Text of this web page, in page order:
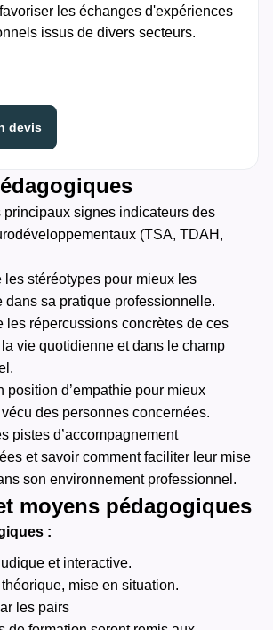
principaux signes indicateurs des
(TSA, TDAH,
les stéréotypes pour mieux les
dans sa pratique professionnelle.
les répercussions concrètes de ces
vie quotidienne et dans le champ
position d’empathie pour mieux
des personnes concernées.
pistes d’accompagnement
et savoir comment faciliter leur mise
son environnement professionnel.
moyens pédagogiques
:
et interactive.
théorique, mise en situation.
les pairs
les échanges d'expériences
issus de divers secteurs.
devis